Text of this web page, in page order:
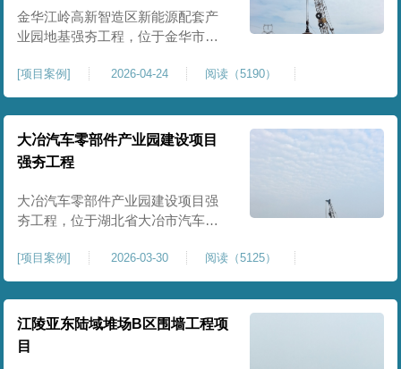
金华江岭高新智造区新能源配套产
业园地基强夯工程，位于金华市江
园区重点基建配套项目。本项目地
基强夯处理总面积40000㎡，施工范
围为新能源配套产业园核心建设地
块。项目场地为园区新建建设用
地，原始场地土质松散、土层固结
不均匀、孔隙较大、地基承载力偏
弱。新能源产业园厂房及配套设施
对
[项目案例] 2026-04-24 阅读（5190）
大冶汽车零部件产业园建设项目
强夯工程
大冶汽车零部件产业园建设项目强
夯工程，位于湖北省大冶市汽车零
业厂房、生产车间及配套附属设施
建设的前置基础性地基处理工程。
项目场地为园区新建工业建设用
地，原始场地土层松散、土质均匀
性较差、土体固结度不足，天然地
基承载力偏低。汽车零部件生产厂
[项目案例] 2026-03-30 阅读（5125）
江陵亚东陆域堆场B区围墙工程项
目